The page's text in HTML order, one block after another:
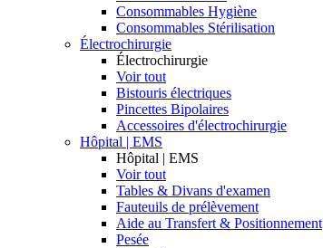
Consommables Hygiène
Consommables Stérilisation
Électrochirurgie
Électrochirurgie
Voir tout
Bistouris électriques
Pincettes Bipolaires
Accessoires d'électrochirurgie
Hôpital | EMS
Hôpital | EMS
Voir tout
Tables & Divans d'examen
Fauteuils de prélèvement
Aide au Transfert & Positionnement
Pesée